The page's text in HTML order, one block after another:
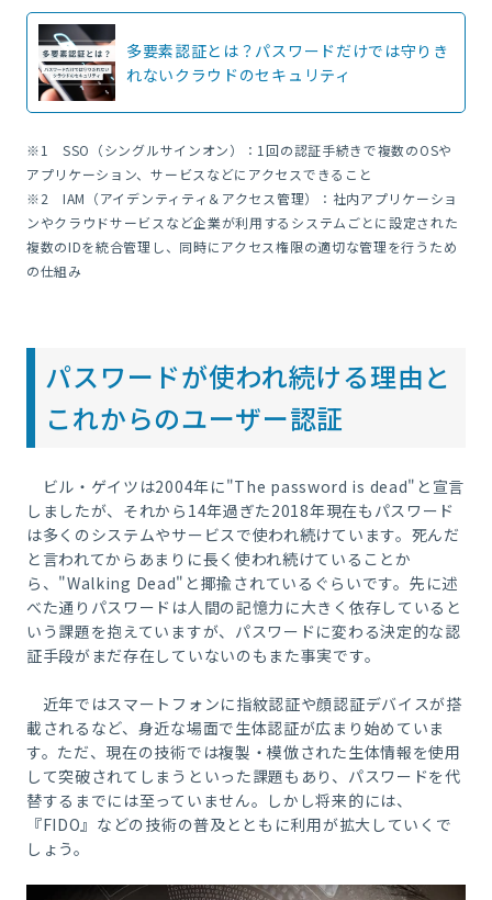
多要素認証とは？パスワードだけでは守りき
れないクラウドのセキュリティ
※1 SSO（シングルサインオン）： 1回の認証手続きで複数のOSや
アプリケーション、サービスなどにアクセスできること
※2 IAM（アイデンティティ＆アクセス管理）： 社内アプリケーショ
ンやクラウドサービスなど企業が利用するシステムごとに設定された
複数のIDを統合管理し、同時にアクセス権限の適切な管理を行うため
の仕組み
パスワードが使われ続ける理由と
これからのユーザー認証
ビル・ゲイツは2004年に"The password is dead"と宣言
しましたが、それから14年過ぎた2018年現在もパスワード
は多くのシステムやサービスで使われ続けています。死んだ
と言われてからあまりに長く使われ続けていることか
ら、"Walking Dead"と揶揄されているぐらいです。先に述
べた通りパスワードは人間の記憶力に大きく依存していると
いう課題を抱えていますが、パスワードに変わる決定的な認
証手段がまだ存在していないのもまた事実です。
近年ではスマートフォンに指紋認証や顔認証デバイスが搭
載されるなど、身近な場面で生体認証が広まり始めていま
す。ただ、現在の技術では複製・模倣された生体情報を使用
して突破されてしまうといった課題もあり、パスワードを代
替するまでには至っていません。しかし将来的には、
『FIDO』などの技術の普及とともに利用が拡大していくで
しょう。